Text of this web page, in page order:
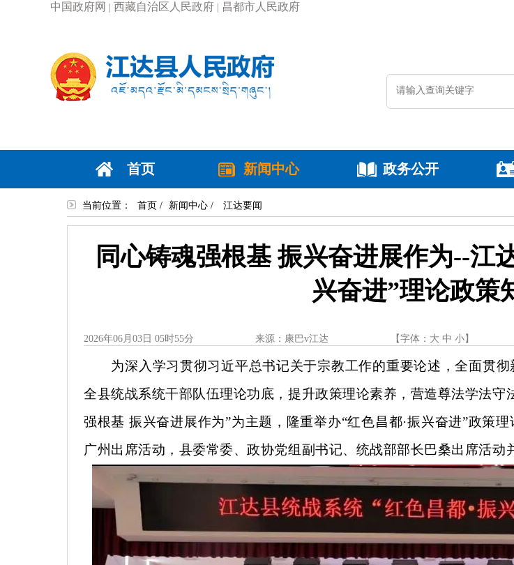
中国政府网 西藏自治区人民政府
昌都市人民政府
首页 新闻中心 政务公开
当前位置： 首页 / 新闻中心 / 江达要闻
同心铸魂强根基 振兴奋进展作为--江
兴奋进”理论政策
2026年06月03日 05时55分 来源：康巴v江达 【字体： 大 中 小】
为深入学习贯彻习近平总书记关于宗教工作的重要论述，全面贯彻
全县统战系统干部队伍理论功底，提升政策理论素养，营造尊法学法守
强根基 振兴奋进展作为”为主题，隆重举办“红色昌都·振兴奋进”政策
广州出席活动，县委常委、政协党组副书记、统战部部长巴桑出席活动